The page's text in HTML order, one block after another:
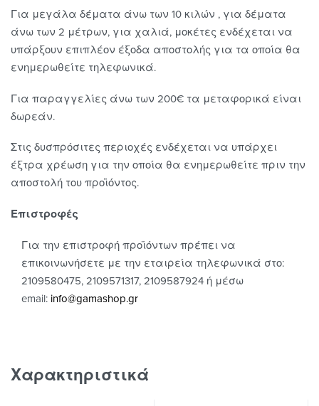
Για μεγάλα δέματα άνω των 10 κιλών , για δέματα
άνω των 2 μέτρων, για χαλιά, μοκέτες ενδέχεται να
υπάρξουν επιπλέον έξοδα αποστολής για τα οποία θα
ενημερωθείτε τηλεφωνικά.
Για παραγγελίες άνω των 200€ τα μεταφορικά είναι
δωρεάν.
Στις δυσπρόσιτες περιοχές ενδέχεται να υπάρχει
έξτρα χρέωση για την οποία θα ενημερωθείτε πριν την
αποστολή του προϊόντος.
Επιστροφές
Για την επιστροφή προϊόντων πρέπει να
επικοινωνήσετε με την εταιρεία τηλεφωνικά στο:
2109580475, 2109571317, 2109587924 ή μέσω
email: info@gamashop.gr
Χαρακτηριστικά